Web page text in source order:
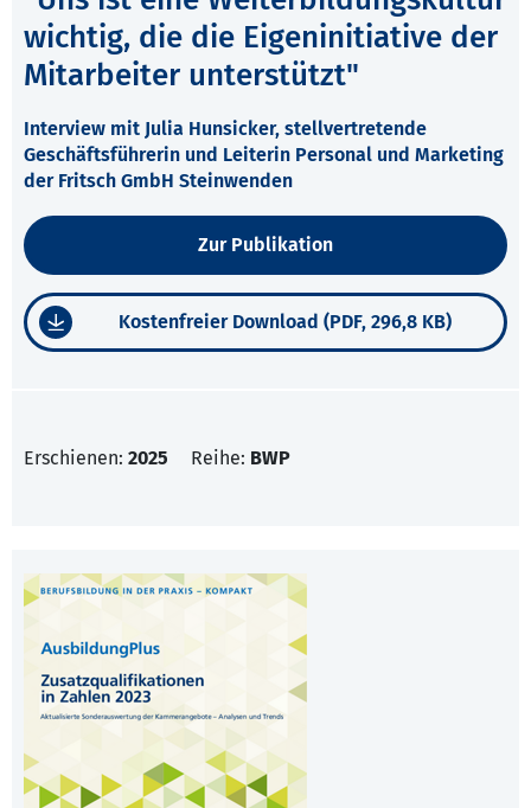
wichtig, die die Eigeninitiative der
Mitarbeiter unterstützt"
Interview mit Julia Hunsicker, stellvertretende
Geschäftsführerin und Leiterin Personal und Marketing
der Fritsch GmbH Steinwenden
Zur Publikation
Kostenfreier Download (PDF, 296,8 KB)
Erschienen: 2025 Reihe: BWP